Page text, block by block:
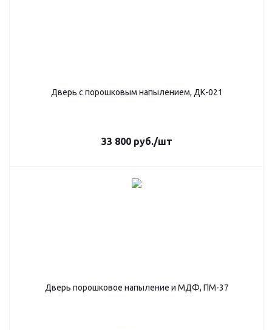
Дверь с порошковым напылением, ДК-021
33 800руб./шт
Дверь порошковое напыление и МДФ, ПМ-37